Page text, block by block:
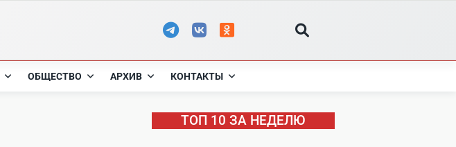
ОБЩЕСТВО АРХИВ КОНТАКТЫ
ТОП 10 ЗА НЕДЕЛЮ